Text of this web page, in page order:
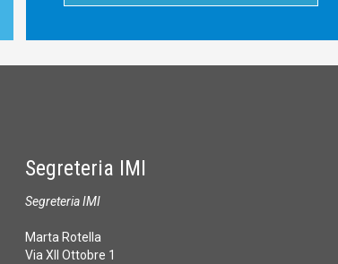
Segreteria IMI
Segreteria IMI
Marta Rotella
Via XII Ottobre 1